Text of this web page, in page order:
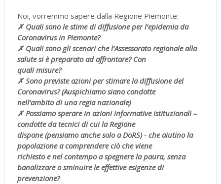
Noi, vorremmo sapere dalla Regione Piemonte:
✗ Quali sono le stime di diffusione per l’epidemia da
Coronavirus in Piemonte?
✗ Quali sono gli scenari che l’Assessorato regionale alla
salute si è preparato ad affrontare? Con
quali misure?
✗ Sono previste azioni per stimare la diffusione del
Coronavirus? (Auspichiamo siano condotte
nell’ambito di una regia nazionale)
✗ Possiamo sperare in azioni informative istituzionali –
condotte da tecnici di cui la Regione
dispone (pensiamo anche solo a DoRS) - che aiutino la
popolazione a comprendere ciò che viene
richiesto e nel contempo a spegnere la paura, senza
banalizzare o sminuire le effettive esigenze di
prevenzione?